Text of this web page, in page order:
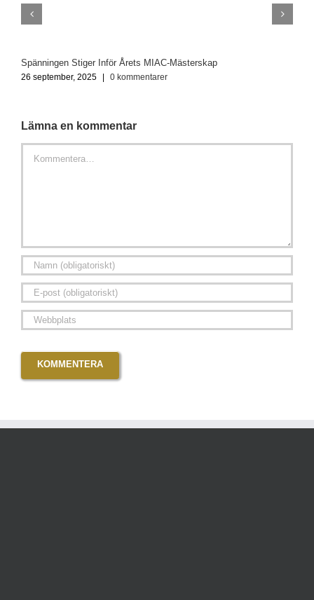
Spänningen Stiger Inför Årets MIAC-Mästerskap
26 september, 2025 0 kommentarer
Lämna en kommentar